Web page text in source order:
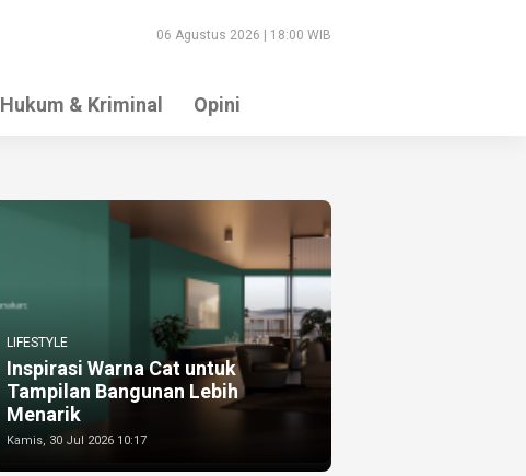
06 Agustus 2026 | 18:00 WIB
Hukum & Kriminal Opini
LIFESTYLE
Inspirasi Warna Cat untuk
Tampilan Bangunan Lebih
Menarik
Kamis, 30 Jul 2026 10:17